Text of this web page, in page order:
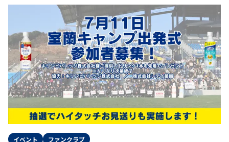
イベント ファンクラブ